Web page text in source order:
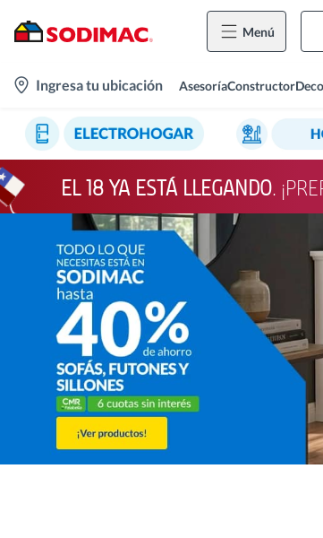
Menú
location-
Ingresa tu ubicación AsesoríaConstructor
EL 18 YA ESTÁ LLEGANDO.